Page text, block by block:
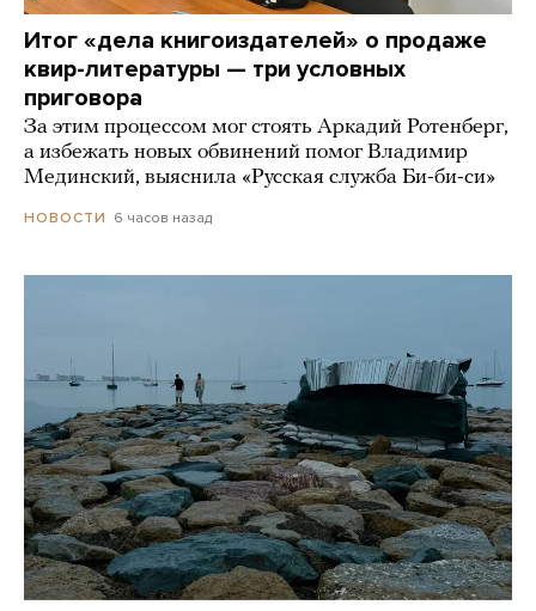
Итог «дела книгоиздателей» о продаже
квир-литературы — три условных
приговора
За этим процессом мог стоять Аркадий Ротенберг,
а избежать новых обвинений помог Владимир
Мединский, выяснила «Русская служба Би-би-си»
НОВОСТИ 6 часов назад